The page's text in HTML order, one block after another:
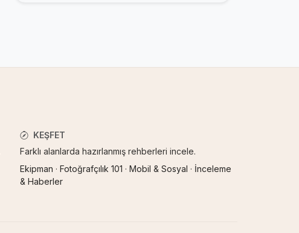
KEŞFET
Farklı alanlarda hazırlanmış rehberleri incele.
Ekipman · Fotoğrafçılık 101 · Mobil & Sosyal · İnceleme
& Haberler